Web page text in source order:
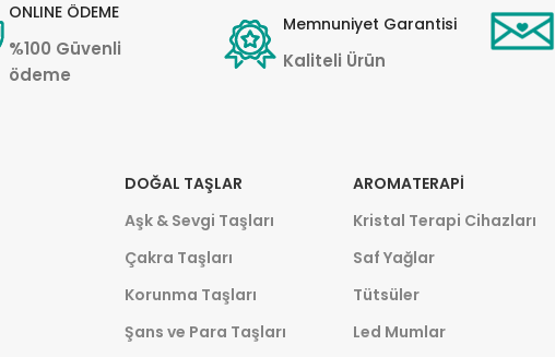
ONLINE ÖDEME
%100 Güvenli
ödeme
Memnuniyet Garantisi
Kaliteli Ürün
DOĞAL TAŞLAR
Aşk & Sevgi Taşları
Çakra Taşları
Korunma Taşları
Şans ve Para Taşları
AROMATERAPI
Kristal Terapi Cihazları
Saf Yağlar
Tütsüler
Led Mumlar